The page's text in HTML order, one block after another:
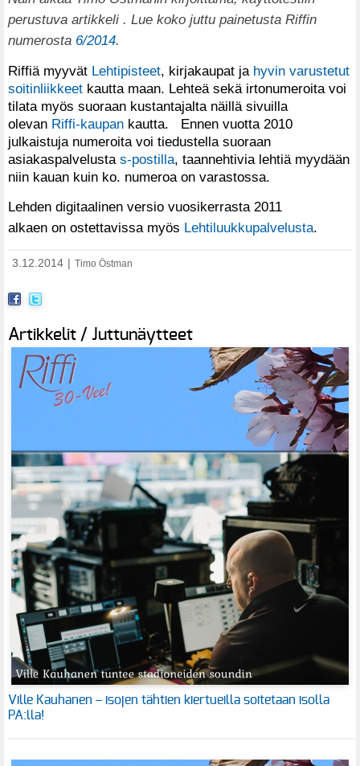
perustuva artikkeli . Lue koko juttu painetusta Riffin
numerosta 6/2014.
Riffiä myyvät Lehtipisteet, kirjakaupat ja hyvin varustetut
soitinliikkeet kautta maan. Lehteä sekä irtonumeroita voi
tilata myös suoraan kustantajalta näillä sivuilla
olevan Riffi-kaupan kautta. Ennen vuotta 2010
julkaistuja numeroita voi tiedustella suoraan
asiakaspalvelusta s-postilla, taannehtivia lehtiä myydään
niin kauan kuin ko. numeroa on varastossa.
Lehden digitaalinen versio vuosikerrasta 2011
alkaen on ostettavissa myös Lehtiluukkupalvelusta.
3.12.2014 Timo Östman
Artikkelit / Juttunäytteet
Ville Kauhanen – isojen tähtien kiertueilla soitetaan isolla
PA:lla!